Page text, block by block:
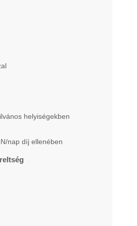
helyiségekben
nap díj ellenében